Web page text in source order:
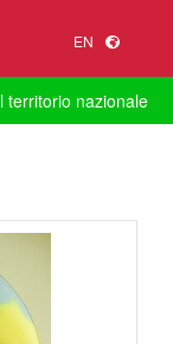
EN
nazionale